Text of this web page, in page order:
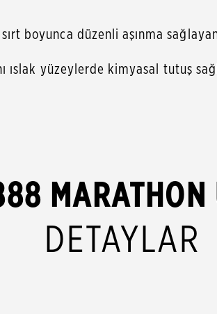
sırt boyunca düzenli aşınma
ıslak yüzeylerde kimyasal tutuş
MARATHON
DETAYLAR